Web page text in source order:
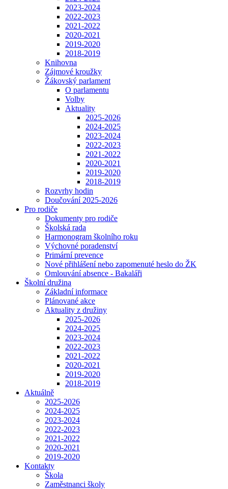
2023-2024
2022-2023
2021-2022
2020-2021
2019-2020
2018-2019
Knihovna
Zájmové kroužky
Žákovský parlament
O parlamentu
Volby
Aktuality
2025-2026
2024-2025
2023-2024
2022-2023
2021-2022
2020-2021
2019-2020
2018-2019
Rozvrhy hodin
Doučování 2025-2026
Pro rodiče
Dokumenty pro rodiče
Školská rada
Harmonogram školního roku
Výchovné poradenství
Primární prevence
Nové přihlášení nebo zapomenuté heslo do ŽK
Omlouvání absence - Bakaláři
Školní družina
Základní informace
Plánované akce
Aktuality z družiny
2025-2026
2024-2025
2023-2024
2022-2023
2021-2022
2020-2021
2019-2020
2018-2019
Aktuálně
2025-2026
2024-2025
2023-2024
2022-2023
2021-2022
2020-2021
2019-2020
Kontakty
Škola
Zaměstnanci školy